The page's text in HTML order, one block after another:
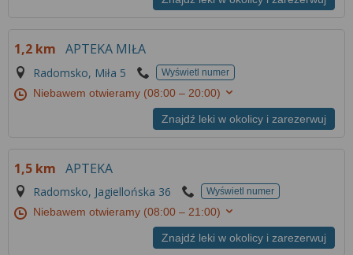
1,2 km APTEKA MIŁA
Radomsko, Miła 5 Wyświetl numer
Niebawem otwieramy (08:00 – 20:00)
Znajdź leki w okolicy i zarezerwuj
1,5 km APTEKA
Radomsko, Jagiellońska 36 Wyświetl numer
Niebawem otwieramy (08:00 – 21:00)
Znajdź leki w okolicy i zarezerwuj